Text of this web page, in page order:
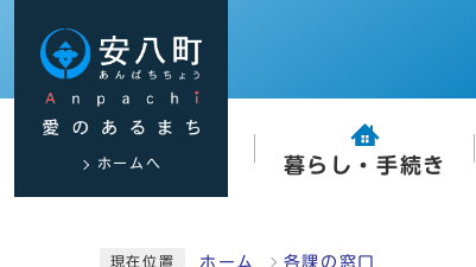
ホームへ 暮らし・手続き
現在位置 ホーム 各課の窓口